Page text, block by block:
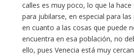
calles es muy poco, lo que la hace
para jubilarse, en especial para
en cuanto a las cosas que puede
encuentra en esa población, no
ello, pues Venecia está muy